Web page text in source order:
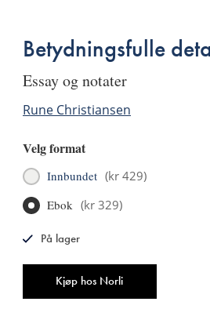
Betydningsfulle
essay og notater
Rune Christiansen
Velg format
Innbundet (kr 429)
Ebok (kr 329)
Kjøp hos Norli
På lager